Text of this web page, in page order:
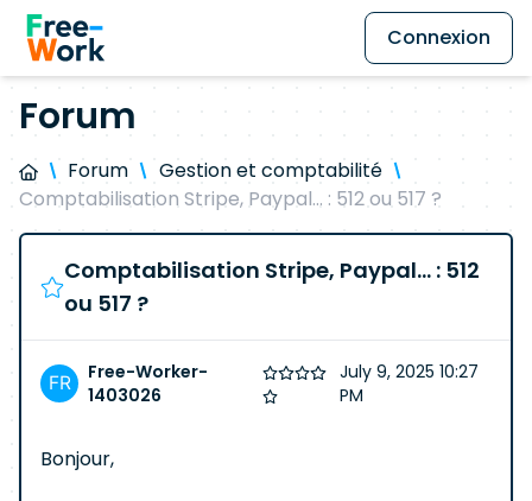
Connexion
Forum
Forum
Gestion et comptabilité
Comptabilisation Stripe, Paypal... : 512 ou 517 ?
Comptabilisation Stripe, Paypal... : 512
ou 517 ?
Free-Worker-
1403026
July 9, 2025 10:27
PM
Bonjour,